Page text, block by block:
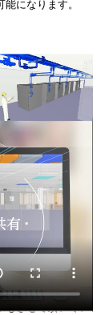
になります。
デリング
Rebro」を販売開
また、福井県外
トワークを確立
お手伝いをさせ
る設備用CAD「T-
もさせて頂いてい